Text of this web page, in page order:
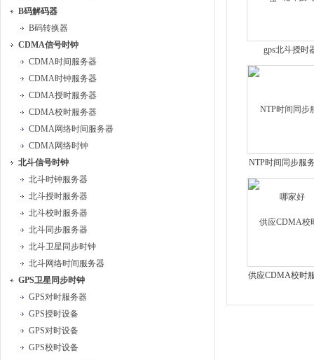
B码解码器
B码转换器
CDMA信号时钟
CDMA时间服务器
CDMA时钟服务器
CDMA授时服务器
CDMA校时服务器
CDMA网络时间服务器
CDMA网络时钟
北斗信号时钟
北斗时钟服务器
北斗授时服务器
北斗校时服务器
北斗同步服务器
北斗卫星同步时钟
北斗网络时间服务器
GPS卫星同步时钟
GPS对时服务器
GPS授时设备
GPS对时设备
GPS校时设备
gps北斗授时
NTP时间同步服
家好
供应CDMA校时